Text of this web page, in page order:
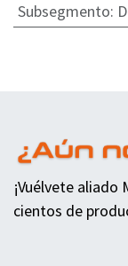
Subsegmento:
¡Vuélvete
cientos de